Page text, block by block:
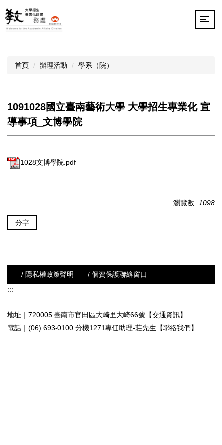
跳
到
主
內
:::
首頁 辦理活動 學系（院）
1091028國立臺南藝術大學 大學招生專業化 宣
導事項_文博學院
1028文博學院.pdf
瀏覽數: 1098
分享
/ 隱私權政策聲明
/ 個資保護聯絡窗口
:::
地址｜720005 臺南市官田區大崎里大崎66號【交通資訊】
電話｜(06) 693-0100 分機1271專任助理-莊先生 【聯絡我們】